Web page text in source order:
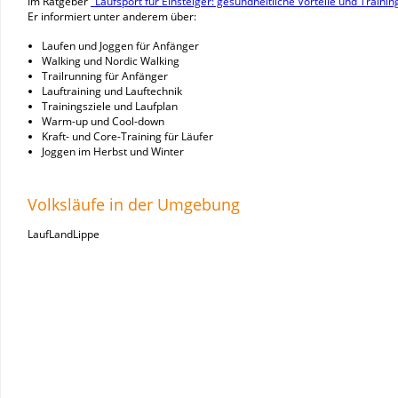
Er informiert unter anderem über:
Laufen und Joggen für Anfänger
Walking und Nordic Walking
Trailrunning für Anfänger
Lauftraining und Lauftechnik
Trainingsziele und Laufplan
Warm-up und Cool-down
Kraft- und Core-Training für Läufer
Joggen im Herbst und Winter
Volksläufe in der Umgebung
LaufLandLippe